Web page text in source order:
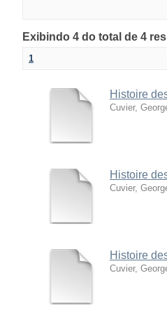
Exibindo 4 do total de 4
1
Histoire
Cuvier,
Histoire
Cuvier,
Histoire
Cuvier,